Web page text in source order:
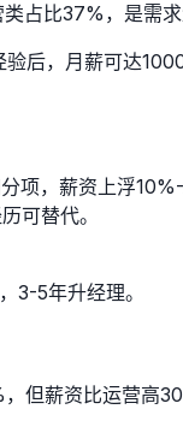
占比37%，是需求
，月薪可达
项，薪资上浮10%-
可替代。
5年升经理。
但薪资比运营高